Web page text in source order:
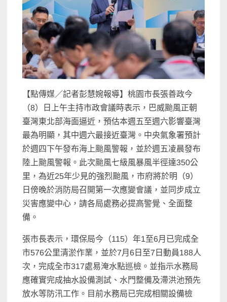
【點傳媒／記者彭慧婉報導】桃園市長張善政今
（8）日上午主持市政會議時表示，巴威颱風正朝
臺灣東北部海面逼近，預估本週五至週六影響臺灣
最為明顯，其中週六最接近臺灣。中央氣象署預計
於週四下午發布海上颱風警報，並於週五凌晨發布
陸上颱風警報。此次颱風七級風暴風半徑達350公
里，為近25年少見的強烈颱風，市府將於明（9）
日傍晚於消防局召開第一次應變會議，並同步成立
災害應變中心，請各局處務必提高警覺、全面整
備。
張市長表示，環保局今（115）年1至6月已完成全
市576公里清淤作業，並於7月6日至7日動員188人
次，完成全市317處易淹水點巡檢。並指示水務局
應確實完成抽水設備測試、水門整備及滯洪池預先
放水等防汛工作。目前水務局已完成相關設備檢